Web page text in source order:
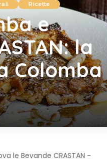
Ricette
e
la
Colomba
le Bevande CRASTAN -